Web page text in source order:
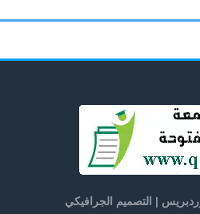
| التصميم الجرافيكي